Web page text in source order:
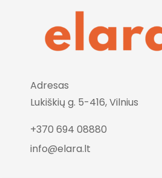
Adresas
Lukiškių g. 5-416, Vilnius
+370 694 08880
info@elara.lt